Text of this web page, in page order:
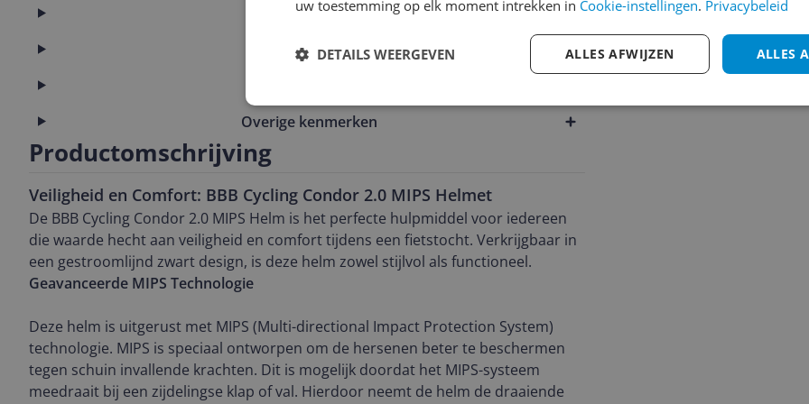
Maat
Materiaal
Overige kenmerken
Productomschrijving
Veiligheid en Comfort: BBB Cycling Condor 2.0 MIPS Helmet
De BBB Cycling Condor 2.0 MIPS Helm is het perfecte hulpmiddel voor iedereen
die waarde hecht aan veiligheid en comfort tijdens een fietstocht. Verkrijgbaar in
een gestroomlijnd zwart design, is deze helm zowel stijlvol als functioneel.
Geavanceerde MIPS Technologie
Deze helm is uitgerust met MIPS (Multi-directional Impact Protection System)
technologie. MIPS is speciaal ontworpen om de hersenen beter te beschermen
tegen schuin invallende krachten. Dit is mogelijk doordat het MIPS-systeem
meedraait bij een zijdelingse klap of val. Hierdoor neemt de helm de draaiende
uw toestemming op elk moment intrekken in Cookie-instellingen. Privacybeleid
ALLES
ALLES AFWIJZEN
DETAILS WEERGEVEN